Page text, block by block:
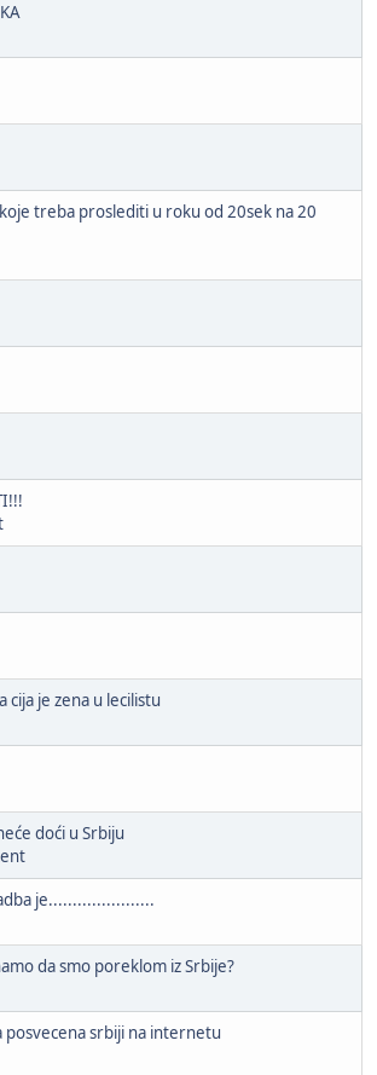
treba proslediti u roku od 20sek na 20
cija je zena u lecilistu
doći u Srbiju
je......................
da smo poreklom iz Srbije?
posvecena srbiji na internetu